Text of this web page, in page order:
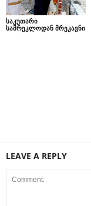
საკუთარი
სამრეკლოდან მრეკავნი
LEAVE A REPLY